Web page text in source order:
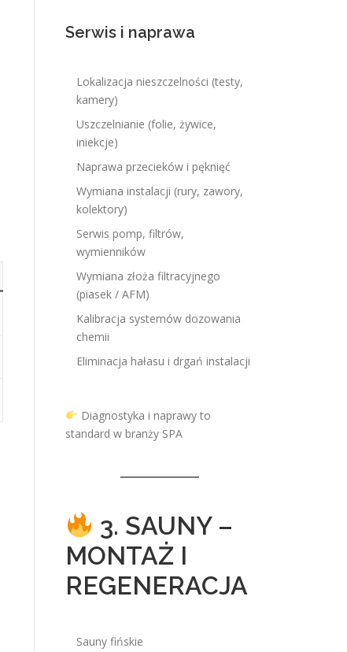
Serwis i naprawa
Lokalizacja nieszczelności (testy,
kamery)
Uszczelnianie (folie, żywice,
iniekcje)
Naprawa przecieków i pęknięć
Wymiana instalacji (rury, zawory,
kolektory)
Serwis pomp, filtrów,
wymienników
Wymiana złoża filtracyjnego
(piasek / AFM)
Kalibracja systemów dozowania
chemii
Eliminacja hałasu i drgań instalacji
Diagnostyka i naprawy to
standard w branży SPA
3. SAUNY –
MONTAŻ I
REGENERACJA
Sauny fińskie